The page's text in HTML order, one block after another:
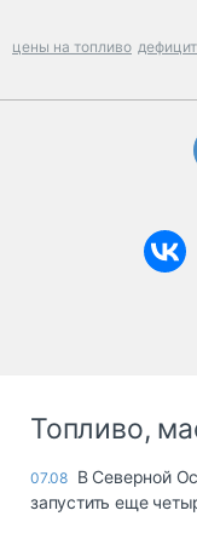
цены на топливо
Топливо,
07.08 В Северной
запустить еще